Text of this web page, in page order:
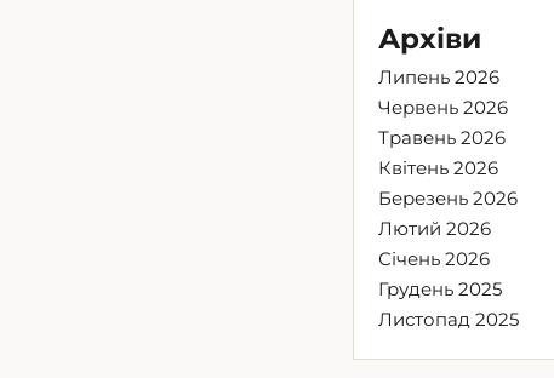
Архіви
Липень 2026
Червень 2026
Травень 2026
Квітень 2026
Березень 2026
Лютий 2026
Січень 2026
Грудень 2025
Листопад 2025